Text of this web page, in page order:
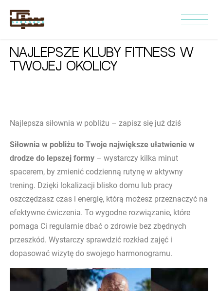
Najlepsze kluby fitness w
Twojej okolicy
Najlepsza siłownia w pobliżu – zapisz się już dziś
Siłownia w pobliżu to Twoje największe ułatwienie w
drodze do lepszej formy – wystarczy kilka minut
spacerem, by zmienić codzienną rutynę w aktywny
trening. Dzięki lokalizacji blisko domu lub pracy
oszczędzasz czas i energię, którą możesz przeznaczyć na
efektywne ćwiczenia. To wygodne rozwiązanie, które
pomaga Ci regularnie dbać o zdrowie bez zbędnych
przeszkód. Wystarczy sprawdzić rozkład zajęć i
dopasować wizytę do swojego harmonogramu.